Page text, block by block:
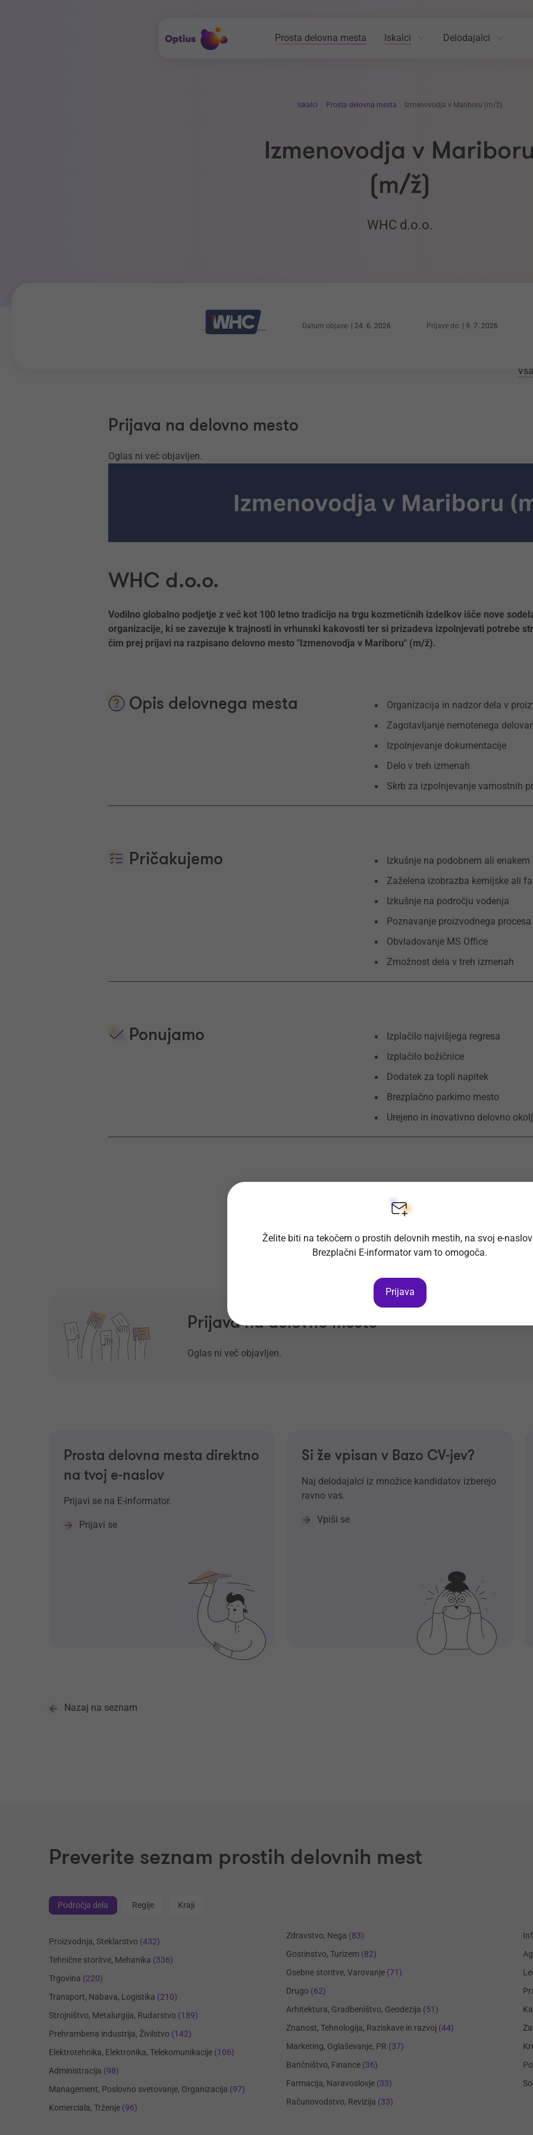
Prosta delovna mesta Iskalci Delodajalci
Iskalci Prosta delovna mesta Izmenovodja v Mariboru (m/ž)
Izmenovodja v Mariboru
(m/ž)
WHC d.o.o.
Datum objave: 24. 6. 2026 Prijave do: 9. 7. 2026
Prijava na delovno mesto
Oglas ni več objavljen.
WHC d.o.o.
Vodilno globalno podjetje z več kot 100 letno tradicijo na trgu kozmetičnih izdelkov išče nove
organizacije, ki se zavezuje k trajnosti in vrhunski kakovosti ter si prizadeva izpolnjevati potrebe
čim prej prijavi na razpisano delovno mesto "Izmenovodja v Mariboru" (m/ž).
Opis delovnega mesta
Organizacija in nadzor dela v
Zagotavljanje nemotenega
Izpolnjevanje dokumentacije
Delo v treh izmenah
Skrb za izpolnjevanje varnostnih
Pričakujemo
Izkušnje na podobnem ali
Zaželena izobrazba kemijske ali
Izkušnje na področju vodenja
Poznavanje proizvodnega procesa
Obvladovanje MS Office
Zmožnost dela v treh izmenah
Ponujamo
Izplačilo najvišjega regresa
Izplačilo božičnice
Dodatek za topli napitek
Brezplačno parkirno mesto
Urejeno in inovativno delovno
Prijava na delovno mesto
Oglas ni več objavljen.
Prosta delovna mesta direktno
na tvoj e-naslov
Prijavi se na E-informator.
Prijavi se
Si že vpisan v Bazo CV-jev?
Naj delodajalci iz množice kandidatov izberejo
ravno vas.
Vpiši se
Nazaj na seznam
Preverite seznam prostih delovnih mest
Področja dela Regije Kraji
Proizvodnja, Steklarstvo (432)
Tehnične storitve, Mehanika (336)
Trgovina (220)
Transport, Nabava, Logistika (210)
Strojništvo, Metalurgija, Rudarstvo (189)
Prehrambena industrija, Živilstvo (142)
Elektrotehnika, Elektronika, Telekomunikacije (106)
Administracija (98)
Management, Poslovno svetovanje, Organizacija (97)
Komerciala, Trženje (96)
Zdravstvo, Nega (83)
Gostinstvo, Turizem (82)
Osebne storitve, Varovanje (71)
Drugo (62)
Arhitektura, Gradbeništvo, Geodezija (51)
Znanost, Tehnologija, Raziskave in razvoj (44)
Marketing, Oglaševanje, PR (37)
Bančništvo, Finance (36)
Farmacija, Naravoslovje (33)
Računovodstvo, Revizija (33)
Želite biti na tekočem o prostih delovnih mestih, na svoj e-
Brezplačni E-informator vam to omogoča.
Prijava